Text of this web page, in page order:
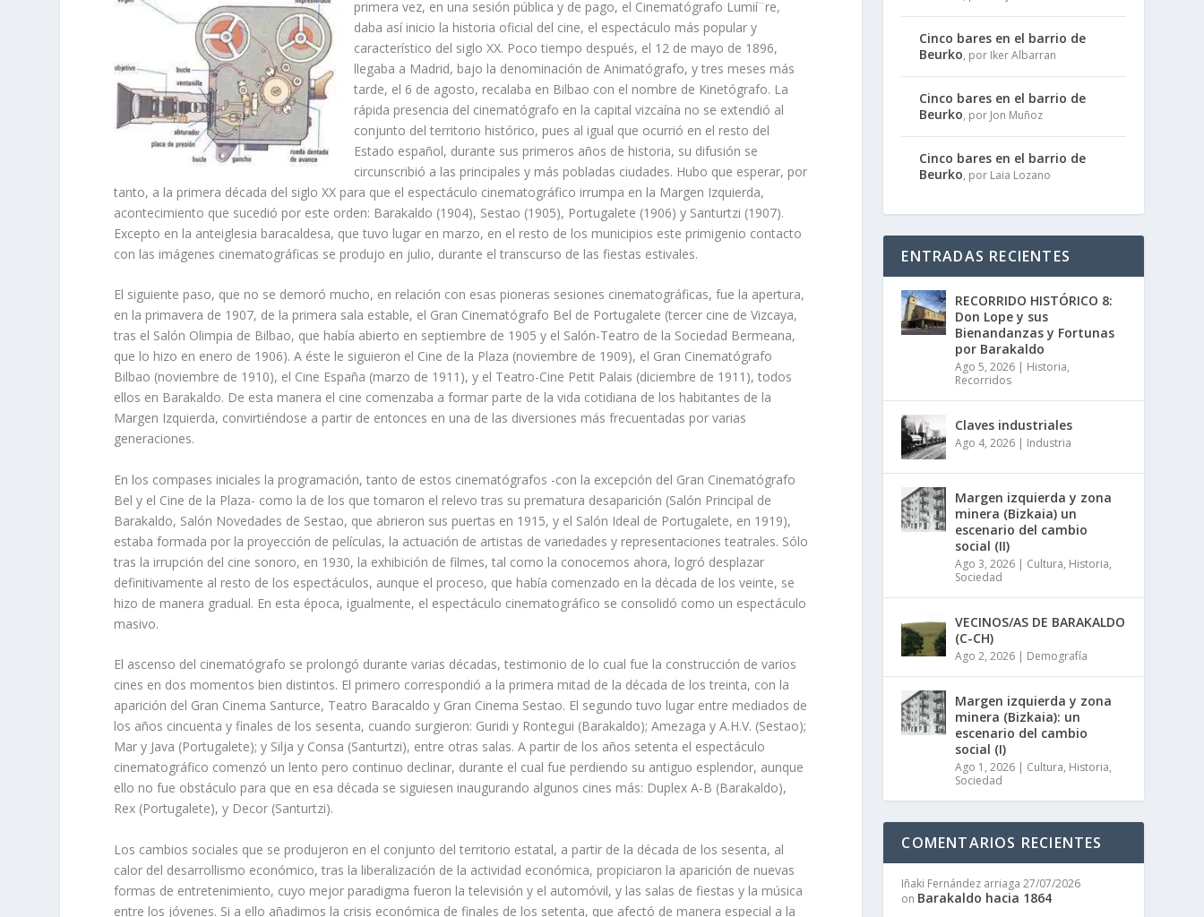
primera vez, en una sesión pública y de pago, el Cinematógrafo Lumií¨re,
daba así­ inicio la historia oficial del cine, el espectáculo más popular y
caracterí­stico del siglo XX. Poco tiempo después, el 12 de mayo de 1896,
llegaba a Madrid, bajo la denominación de Animatógrafo, y tres meses más
tarde, el 6 de agosto, recalaba en Bilbao con el nombre de Kinetógrafo. La
rápida presencia del cinematógrafo en la capital vizcaí­na no se extendió al
conjunto del territorio histórico, pues al igual que ocurrió en el resto del
Estado español, durante sus primeros años de historia, su difusión se
circunscribió a las principales y más pobladas ciudades. Hubo que esperar, por
tanto, a la primera década del siglo XX para que el espectáculo cinematográfico irrumpa en la Margen Izquierda,
acontecimiento que sucedió por este orden: Barakaldo (1904), Sestao (1905), Portugalete (1906) y Santurtzi (1907).
Excepto en la anteiglesia baracaldesa, que tuvo lugar en marzo, en el resto de los municipios este primigenio contacto
con las imágenes cinematográficas se produjo en julio, durante el transcurso de las fiestas estivales.
El siguiente paso, que no se demoró mucho, en relación con esas pioneras sesiones cinematográficas, fue la apertura,
en la primavera de 1907, de la primera sala estable, el Gran Cinematógrafo Bel de Portugalete (tercer cine de Vizcaya,
tras el Salón Olimpia de Bilbao, que habí­a abierto en septiembre de 1905 y el Salón-Teatro de la Sociedad Bermeana,
que lo hizo en enero de 1906). A éste le siguieron el Cine de la Plaza (noviembre de 1909), el Gran Cinematógrafo
Bilbao (noviembre de 1910), el Cine España (marzo de 1911), y el Teatro-Cine Petit Palais (diciembre de 1911), todos
ellos en Barakaldo. De esta manera el cine comenzaba a formar parte de la vida cotidiana de los habitantes de la
Margen Izquierda, convirtiéndose a partir de entonces en una de las diversiones más frecuentadas por varias
generaciones.
En los compases iniciales la programación, tanto de estos cinematógrafos -con la excepción del Gran Cinematógrafo
Bel y el Cine de la Plaza- como la de los que tomaron el relevo tras su prematura desaparición (Salón Principal de
Barakaldo, Salón Novedades de Sestao, que abrieron sus puertas en 1915, y el Salón Ideal de Portugalete, en 1919),
estaba formada por la proyección de pelí­culas, la actuación de artistas de variedades y representaciones teatrales. Sólo
tras la irrupción del cine sonoro, en 1930, la exhibición de filmes, tal como la conocemos ahora, logró desplazar
definitivamente al resto de los espectáculos, aunque el proceso, que habí­a comenzado en la década de los veinte, se
hizo de manera gradual. En esta época, igualmente, el espectáculo cinematográfico se consolidó como un espectáculo
masivo.
El ascenso del cinematógrafo se prolongó durante varias décadas, testimonio de lo cual fue la construcción de varios
cines en dos momentos bien distintos. El primero correspondió a la primera mitad de la década de los treinta, con la
aparición del Gran Cinema Santurce, Teatro Baracaldo y Gran Cinema Sestao. El segundo tuvo lugar entre mediados de
los años cincuenta y finales de los sesenta, cuando surgieron: Guridi y Rontegui (Barakaldo); Amezaga y A.H.V. (Sestao);
Mar y Java (Portugalete); y Silja y Consa (Santurtzi), entre otras salas. A partir de los años setenta el espectáculo
cinematográfico comenzó un lento pero continuo declinar, durante el cual fue perdiendo su antiguo esplendor, aunque
ello no fue obstáculo para que en esa década se siguiesen inaugurando algunos cines más: Duplex A-B (Barakaldo),
Rex (Portugalete), y Decor (Santurtzi).
Los cambios sociales que se produjeron en el conjunto del territorio estatal, a partir de la década de los sesenta, al
calor del desarrollismo económico, tras la liberalización de la actividad económica, propiciaron la aparición de nuevas
formas de entretenimiento, cuyo mejor paradigma fueron la televisión y el automóvil, y las salas de fiestas y la música
entre los jóvenes. Si a ello añadimos la crisis económica de finales de los setenta, que afectó de manera especial a la
Cinco bares en el barrio de
Beurko, por Iker Albarran
Cinco bares en el barrio de
Beurko, por Jon Muñoz
Cinco bares en el barrio de
Beurko, por Laia Lozano
ENTRADAS RECIENTES
RECORRIDO HISTÓRICO 8:
Don Lope y sus
Bienandanzas y Fortunas
por Barakaldo
Ago 5, 2026 | Historia,
Recorridos
Claves industriales
Ago 4, 2026 | Industria
Margen izquierda y zona
minera (Bizkaia) un
escenario del cambio
social (II)
Ago 3, 2026 | Cultura, Historia,
Sociedad
VECINOS/AS DE BARAKALDO
(C-CH)
Ago 2, 2026 | Demografía
Margen izquierda y zona
minera (Bizkaia): un
escenario del cambio
social (I)
Ago 1, 2026 | Cultura, Historia,
Sociedad
COMENTARIOS RECIENTES
Iñaki Fernández arriaga 27/07/2026
on Barakaldo hacia 1864